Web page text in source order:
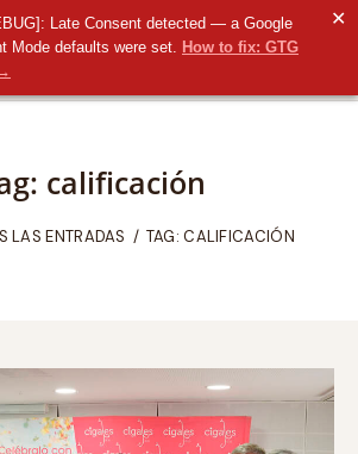
Late Consent detected — a Google
Mode defaults were set. How to fix: GTG
✕
calificación
LAS ENTRADAS TAG: CALIFICACIÓN